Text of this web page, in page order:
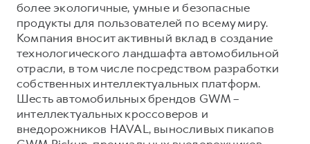
более экологичные, умные и безопасные
продукты для пользователей по всему миру.
Компания вносит активный вклад в создание
технологического ландшафта автомобильной
отрасли, в том числе посредством разработки
собственных интеллектуальных платформ.
Шесть автомобильных брендов GWM –
интеллектуальных кроссоверов и
внедорожников HAVAL, выносливых пикапов